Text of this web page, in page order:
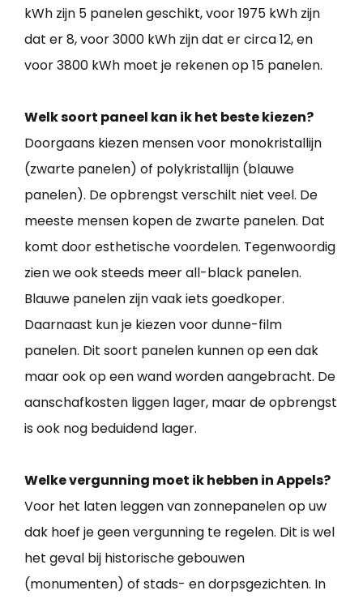
kWh zijn 5 panelen geschikt, voor 1975 kWh zijn
dat er 8, voor 3000 kWh zijn dat er circa 12, en
voor 3800 kWh moet je rekenen op 15 panelen.
Welk soort paneel kan ik het beste kiezen?
Doorgaans kiezen mensen voor monokristallijn
(zwarte panelen) of polykristallijn (blauwe
panelen). De opbrengst verschilt niet veel. De
meeste mensen kopen de zwarte panelen. Dat
komt door esthetische voordelen. Tegenwoordig
zien we ook steeds meer all-black panelen.
Blauwe panelen zijn vaak iets goedkoper.
Daarnaast kun je kiezen voor dunne-film
panelen. Dit soort panelen kunnen op een dak
maar ook op een wand worden aangebracht. De
aanschafkosten liggen lager, maar de opbrengst
is ook nog beduidend lager.
Welke vergunning moet ik hebben in Appels?
Voor het laten leggen van zonnepanelen op uw
dak hoef je geen vergunning te regelen. Dit is wel
het geval bij historische gebouwen
(monumenten) of stads- en dorpsgezichten. In